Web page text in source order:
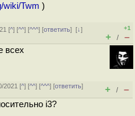
wiki/Twm )
[^] [^^] [^^^] [ответить][↓]
+1
+ / –
всех
2021 [^] [^^] [^^^] [ответить]
+ / –
i3?